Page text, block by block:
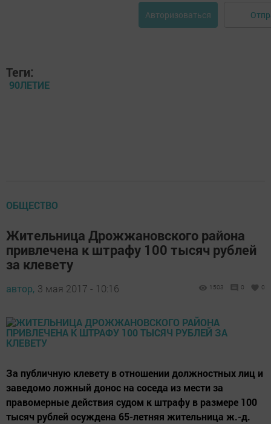
Авторизоваться
Теги:
90ЛЕТИЕ
ОБЩЕСТВО
Жительница Дрожжановского района
привлечена к штрафу 100 тысяч рублей
за клевету
автор, 3 мая 2017 - 10:16 1503 0 0
За публичную клевету в отношении должностных лиц и
заведомо ложный донос на соседа из мести за
правомерные действия судом к штрафу в размере 100
тысяч рублей осуждена 65-летняя жительница ж.-д.